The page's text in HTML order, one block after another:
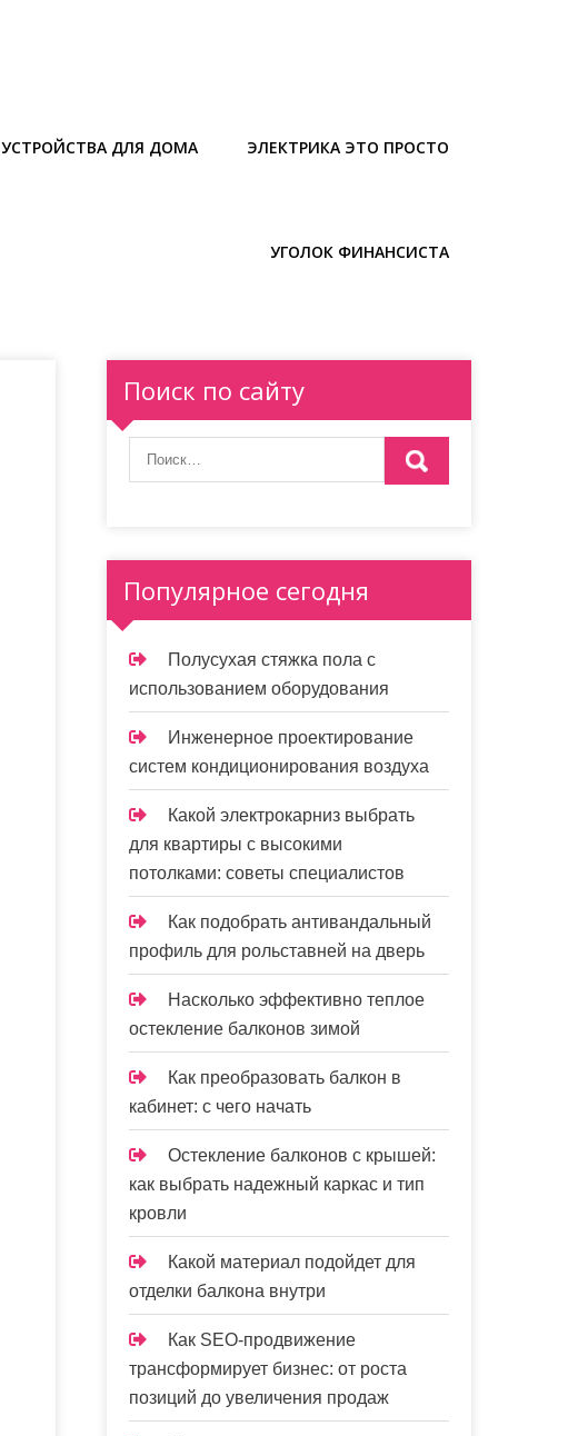
УСТРОЙСТВА ДЛЯ ДОМА ЭЛЕКТРИКА ЭТО ПРОСТО
УГОЛОК ФИНАНСИСТА
Поиск по сайту
Популярное сегодня
Полусухая стяжка пола с
использованием оборудования
Инженерное проектирование
систем кондиционирования воздуха
Какой электрокарниз выбрать
для квартиры с высокими
потолками: советы специалистов
Как подобрать антивандальный
профиль для рольставней на дверь
Насколько эффективно теплое
остекление балконов зимой
Как преобразовать балкон в
кабинет: с чего начать
Остекление балконов с крышей:
как выбрать надежный каркас и тип
кровли
Какой материал подойдет для
отделки балкона внутри
Как SEO-продвижение
трансформирует бизнес: от роста
позиций до увеличения продаж